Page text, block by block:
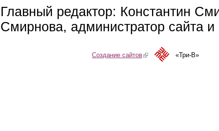
Главный редактор: Константин
Смирнова, администратор сайта
Создание сайтов(link is external)«Три-В»